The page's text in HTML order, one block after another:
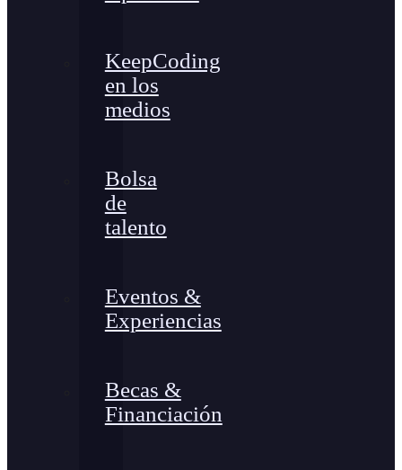
KeepCoding
en los
medios
Bolsa
de
talento
Eventos &
Experiencias
Becas &
Financiación